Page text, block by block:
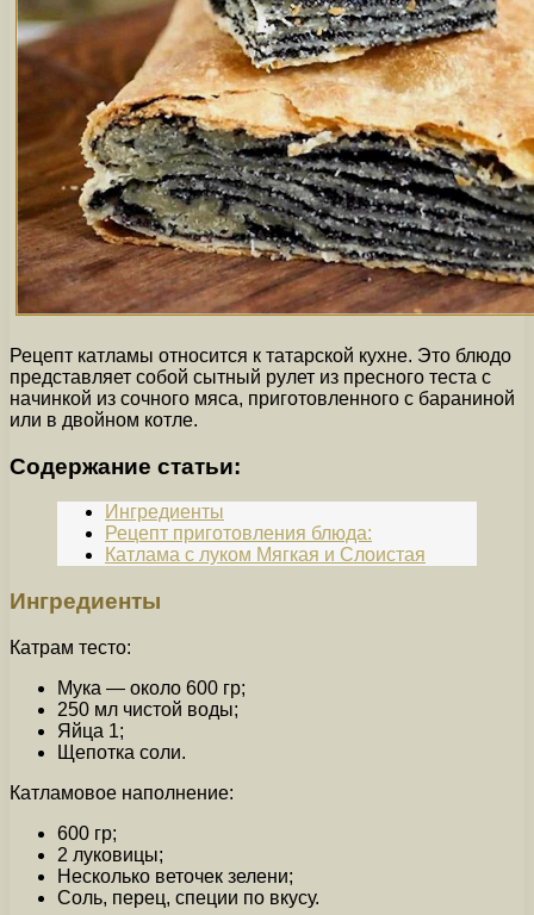
Рецепт катламы относится к татарской кухне. Это блюдо
представляет собой сытный рулет из пресного теста с
начинкой из сочного мяса, приготовленного с бараниной
или в двойном котле.
Содержание статьи:
Ингредиенты
Рецепт приготовления блюда:
Катлама с луком Мягкая и Слоистая
Ингредиенты
Катрам тесто:
Мука — около 600 гр;
250 мл чистой воды;
Яйца 1;
Щепотка соли.
Катламовое наполнение:
600 гр;
2 луковицы;
Несколько веточек зелени;
Соль, перец, специи по вкусу.